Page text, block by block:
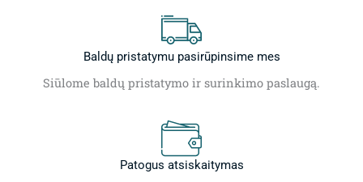
Baldų pristatymu pasirūpinsime mes
Siūlome baldų pristatymo ir surinkimo paslaugą.
Patogus atsiskaitymas